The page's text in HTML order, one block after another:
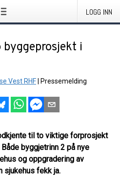
LOGG INN
byggeprosjekt i
Vest RHF Pressemelding
til to viktige forprosjekt
byggjetrinn 2 på nye
og oppgradering av
sjukehus fekk ja.